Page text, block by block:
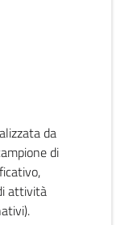
da
di
attività